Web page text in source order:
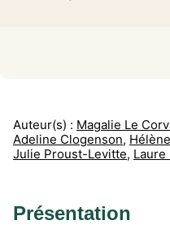
Auteur(s) : Magalie Le
Adeline Clogenson,
Julie Proust-Levitte,
Présentation